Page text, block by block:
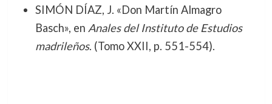
SIMÓN DÍAZ, J. «Don Martín Almagro
Basch», en Anales del Instituto de Estudios
madrileños. (Tomo XXII, p. 551-554).